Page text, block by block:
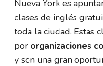
Nueva York es
clases de inglés
toda la ciudad. Estas
por organizaciones
y son una gran